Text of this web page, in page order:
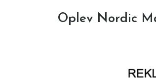
Oplev Nordic